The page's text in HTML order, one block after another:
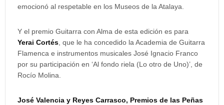
emocionó al respetable en los Museos de la Atalaya.
Y el premio Guitarra con Alma de esta edición es para
Yerai Cortés , que le ha concedido la Academia de Guitarra
Flamenca e instrumentos musicales José Ignacio Franco
por su participación en ‘Al fondo riela (Lo otro de Uno)’, de
Rocío Molina.
José Valencia y Reyes Carrasco, Premios de las Peñas